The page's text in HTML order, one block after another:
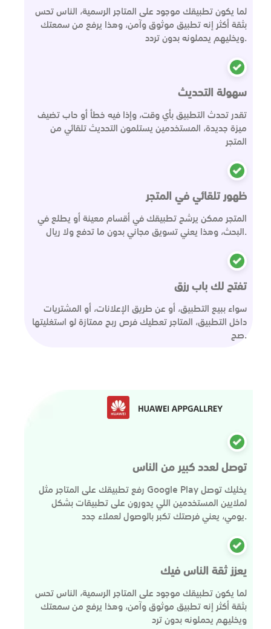
لما يكون تطبيقك موجود على المتاجر الرسمية، الناس تحس
بثقة أكثر إنه تطبيق موثوق وآمن، وهذا يرفع من سمعتك
ويخليهم يحملونه بدون تردد.
سهولة التحديث
تقدر تحدث التطبيق بأي وقت، وإذا فيه خطأ أو حاب تضيف
ميزة جديدة، المستخدمين يستلمون التحديث تلقائي من
المتجر
ظهور تلقائي في المتجر
المتجر ممكن يرشح تطبيقك في أقسام معينة أو يطلع في
البحث، وهذا يعني تسويق مجاني بدون ما تدفع ولا ريال.
تفتح لك باب رزق
سواء ببيع التطبيق، أو عن طريق الإعلانات، أو المشتريات
داخل التطبيق، المتاجر تعطيك فرص ربح ممتازة لو استغليتها
صح.
توصل لعدد كبير من الناس
رفع تطبيقك على المتاجر مثل Google Play يخليك توصل
لملايين المستخدمين اللي يدورون على تطبيقات بشكل
يومي، يعني فرصتك تكبر بالوصول لعملاء جدد.
يعزز ثقة الناس فيك
لما يكون تطبيقك موجود على المتاجر الرسمية، الناس تحس
بثقة أكثر إنه تطبيق موثوق وآمن، وهذا يرفع من سمعتك
ويخليهم يحملونه بدون ترد